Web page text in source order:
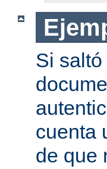
Si
cuenta
de que